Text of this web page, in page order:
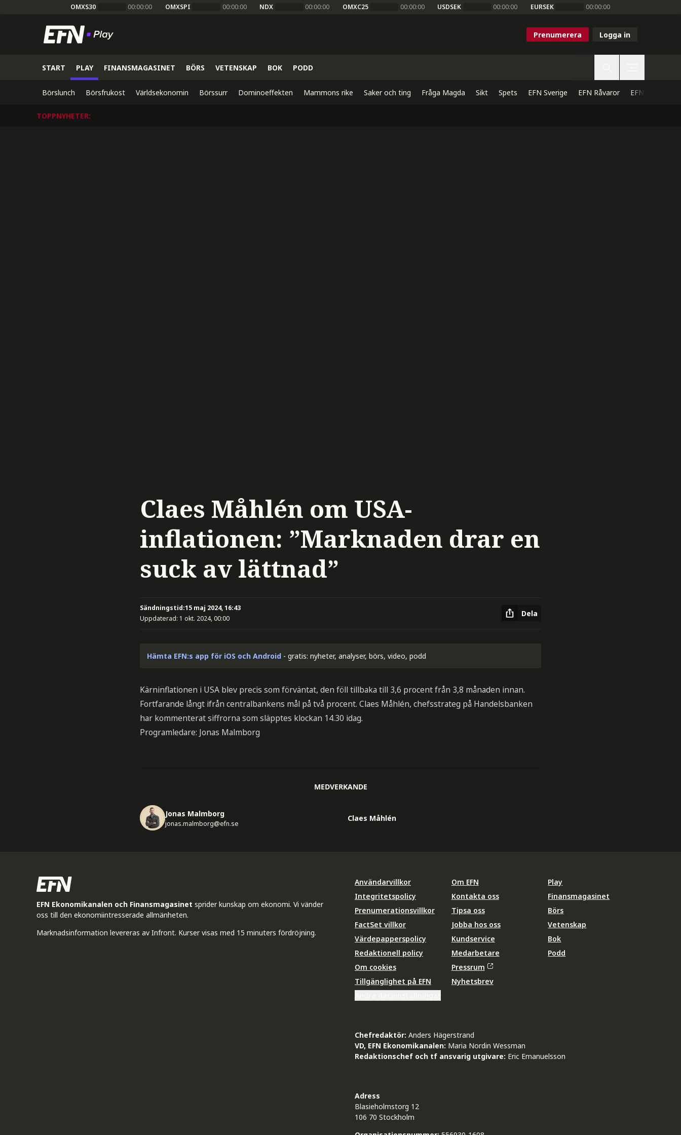
OMXS30 00:00:00 OMXSPI 00:00:00 NDX 00:00:00 OMXC25 00:00:00 USDSEK 00:00:00 EURSEK 00:00:00
Prenumerera Logga in
START PLAY FINANSMAGASINET BÖRS VETENSKAP BOK PODD
Börslunch Börsfrukost Världsekonomin Börssurr Dominoeffekten Mammons rike Saker och ting Fråga Magda Sikt Spets EFN Sverige EFN Råvaror EFN Direkt
TOPPNYHETER:
Claes Måhlén om USA-
inflationen: ”Marknaden drar en
suck av lättnad”
Sändningstid:15 maj 2024, 16:43
Uppdaterad: 1 okt. 2024, 00:00
Dela
Hämta EFN:s app för iOS och Android - gratis: nyheter, analyser, börs, video, podd
Kärninflationen i USA blev precis som förväntat, den föll tillbaka till 3,6 procent från 3,8 månaden innan.
Fortfarande långt ifrån centralbankens mål på två procent. Claes Måhlén, chefsstrateg på Handelsbanken
har kommenterat siffrorna som släpptes klockan 14.30 idag.
Programledare: Jonas Malmborg
MEDVERKANDE
Jonas Malmborg
jonas.malmborg@efn.se
Claes Måhlén
EFN Ekonomikanalen och Finansmagasinet sprider kunskap om ekonomi. Vi vänder
oss till den ekonomiintresserade allmänheten.
Marknadsinformation levereras av Infront. Kurser visas med 15 minuters fördröjning.
Användarvillkor
Integritetspolicy
Prenumerationsvillkor
FactSet villkor
Värdepapperspolicy
Redaktionell policy
Om cookies
Tillgänglighet på EFN
Om EFN
Kontakta oss
Tipsa oss
Jobba hos oss
Kundservice
Medarbetare
Pressrum
Nyhetsbrev
Play
Finansmagasinet
Börs
Vetenskap
Bok
Podd
Chefredaktör: Anders Hägerstrand
VD, EFN Ekonomikanalen: Maria Nordin Wessman
Redaktionschef och tf ansvarig utgivare: Eric Emanuelsson
Adress
Blasieholmstorg 12
106 70 Stockholm